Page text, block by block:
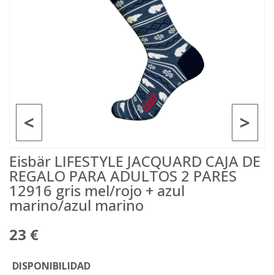
>
<
Eisbär LIFESTYLE JACQUARD CAJA DE
REGALO PARA ADULTOS 2 PARES
12916 gris mel/rojo + azul
marino/azul marino
23 €
DISPONIBILIDAD